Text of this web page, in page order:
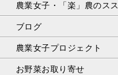
農業女子・「楽」農のス
ブログ
農業女子プロジェクト
お野菜お取り寄せ